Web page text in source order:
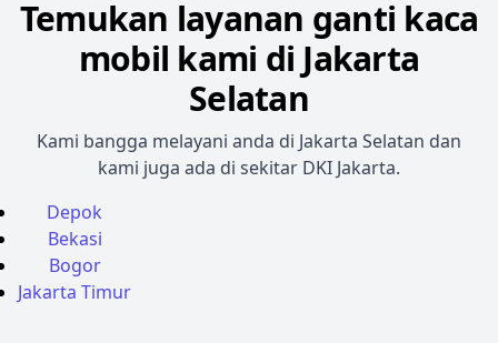
Temukan layanan ganti kaca
mobil kami di Jakarta
Selatan
Kami bangga melayani anda di Jakarta Selatan dan
kami juga ada di sekitar DKI Jakarta.
Depok
Bekasi
Bogor
Jakarta Timur